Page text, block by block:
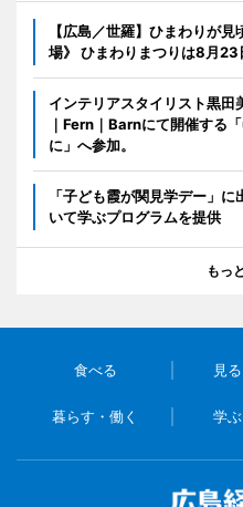
【広島／世羅】ひまわりが
場》 ひまわりまつりは8月23
インテリアスタイリスト黒
｜Fern｜Barnにて開催する
に」へ参加。
「子ども霞が関見学デー」
いて学ぶプログラムを提供
もっ
食べる 見
暮らす・働く 学